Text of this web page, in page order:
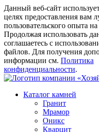
Данный веб-сайт
целях предоставления вам
пользовательского опыта
Продолжая использовать
соглашаетесь с
файлов. Для получения
информации см. Политика
конфиденциальности.
Каталог камней
Гранит
Мрамор
Оникс
Кварцит